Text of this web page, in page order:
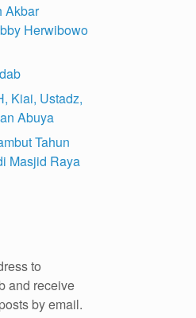
Akbar
Herwibowo
Kiai, Ustadz,
Abuya
Tahun
Masjid Raya
to
and receive
by email.